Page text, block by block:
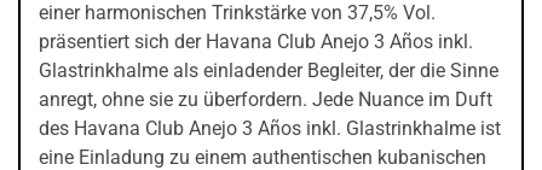
einer harmonischen Trinkstärke von 37,5% Vol.
präsentiert sich der Havana Club Anejo 3 Años inkl.
Glastrinkhalme als einladender Begleiter, der die Sinne
anregt, ohne sie zu überfordern. Jede Nuance im Duft
des Havana Club Anejo 3 Años inkl. Glastrinkhalme ist
eine Einladung zu einem authentischen kubanischen